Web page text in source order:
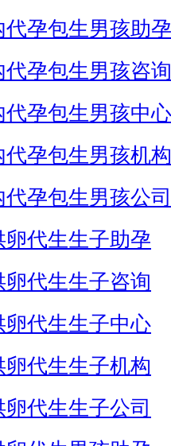
代孕包生男孩助孕
代孕包生男孩咨询
代孕包生男孩中心
代孕包生男孩机构
代孕包生男孩公司
卵代生生子助孕
卵代生生子咨询
卵代生生子中心
卵代生生子机构
卵代生生子公司